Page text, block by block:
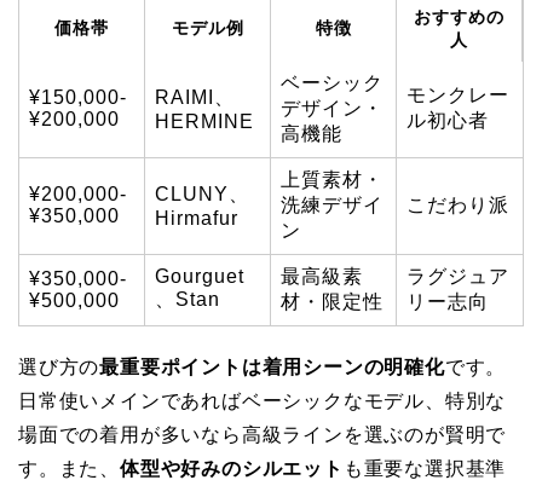
価格帯 モデル例 特徴
おすすめの
人
¥150,000-
¥200,000
RAIMI、
HERMINE
ベーシック
デザイン・
高機能
モンクレー
ル初心者
¥200,000-
¥350,000
CLUNY、
Hirmafur
上質素材・
洗練デザイ
ン
こだわり派
¥350,000-
¥500,000
Gourguet
、Stan
最高級素
材・限定性
ラグジュア
リー志向
選び方の最重要ポイントは着用シーンの明確化です。
日常使いメインであればベーシックなモデル、特別な
場面での着用が多いなら高級ラインを選ぶのが賢明で
す。また、 体型や好みのシルエット も重要な選択基準